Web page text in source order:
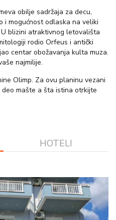
obilje sadržaja za decu,
i mogućnost odlaska na veliki
blizini atraktivnog letovališta
rodio Orfeus i antički
centar obožavanja kulta muza.
najmilije.
Olimp. Za ovu planinu vezani
mašte a šta istina otrkijte
HOTELI